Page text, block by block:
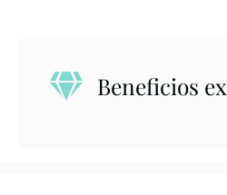
medioBeneficios